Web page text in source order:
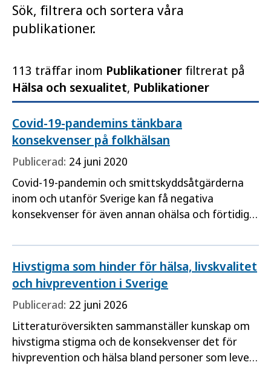
Sök, filtrera och sortera våra
publikationer.
113 träffar inom Publikationer filtrerat på
Hälsa och sexualitet, Publikationer
Covid-19-pandemins tänkbara
konsekvenser på folkhälsan
Publicerad: 24 juni 2020
Covid-19-pandemin och smittskyddsåtgärderna
inom och utanför Sverige kan få negativa
konsekvenser för även annan ohälsa och förtidig
tänkbara negativa konsekvenser för folkhälsan på
grund av covid-19-pandemin och samhällets
smittskyddsåtgärder utifrån
Hivstigma som hinder för hälsa, livskvalitet
och hivprevention i Sverige
Publicerad: 22 juni 2026
Litteraturöversikten sammanställer kunskap om
hivstigma stigma och de konsekvenser det för
hivprevention och hälsa bland personer som lever